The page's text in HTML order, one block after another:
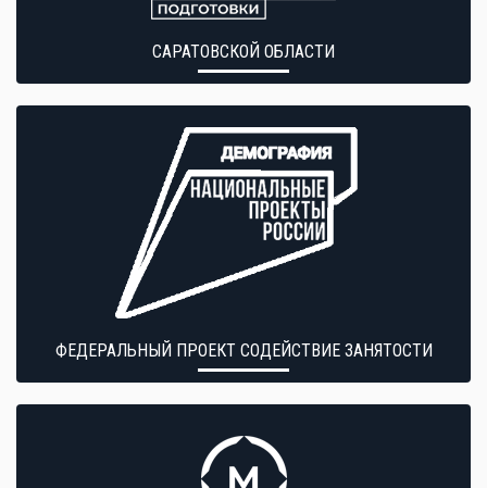
САРАТОВСКОЙ ОБЛАСТИ
ФЕДЕРАЛЬНЫЙ ПРОЕКТ СОДЕЙСТВИЕ ЗАНЯТОСТИ